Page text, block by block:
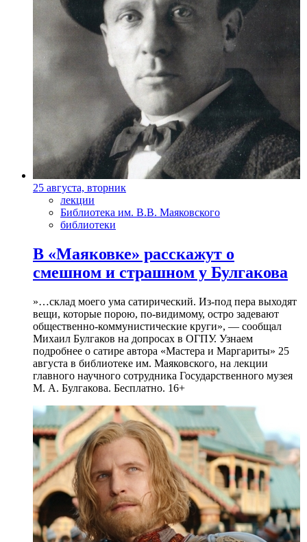
25 августа, вторник
лекции
Библиотека им. В.В. Маяковского
библиотеки
В «Маяковке» расскажут о
смешном и страшном у Булгакова
»…склад моего ума сатирический. Из-под пера выходят
вещи, которые порою, по-видимому, остро задевают
общественно-коммунистические круги», — сообщал
Михаил Булгаков на допросах в ОГПУ. Узнаем
подробнее о сатире автора «Мастера и Маргариты» 25
августа в библиотеке им. Маяковского, на лекции
главного научного сотрудника Государственного музея
М. А. Булгакова. Бесплатно. 16+